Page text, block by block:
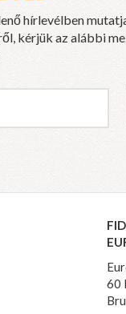
hírlevélben
kérjük az alábbi
60